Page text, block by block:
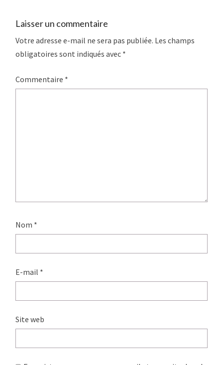
Laisser un commentaire
Votre adresse e-mail ne sera pas publiée. Les champs
obligatoires sont indiqués avec *
Commentaire *
Nom *
E-mail *
Site web